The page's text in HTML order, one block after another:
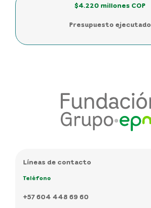
$4.220 millones COP
Presupuesto ejecutado
Líneas de contacto
Teléfono
+57 604 448 69 60